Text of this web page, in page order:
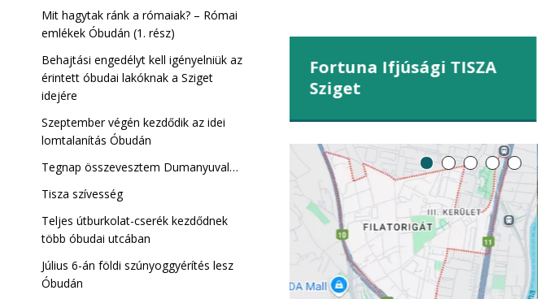
Mit hagytak ránk a rómaiak? – Római
emlékek Óbudán (1. rész)
Behajtási engedélyt kell igényelniük az
érintett óbudai lakóknak a Sziget
idejére
Szeptember végén kezdődik az idei
lomtalanítás Óbudán
Tegnap összevesztem Dumanyuval…
Tisza szívesség
Teljes útburkolat-cserék kezdődnek
több óbudai utcában
Július 6-án földi szúnyoggyérítés lesz
Óbudán
Fortuna Ifjúsági TISZA
Sziget
Kiscelli Tisza Sziget
Óbuda